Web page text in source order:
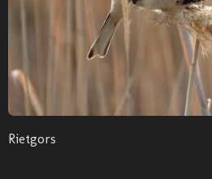
Rietgors